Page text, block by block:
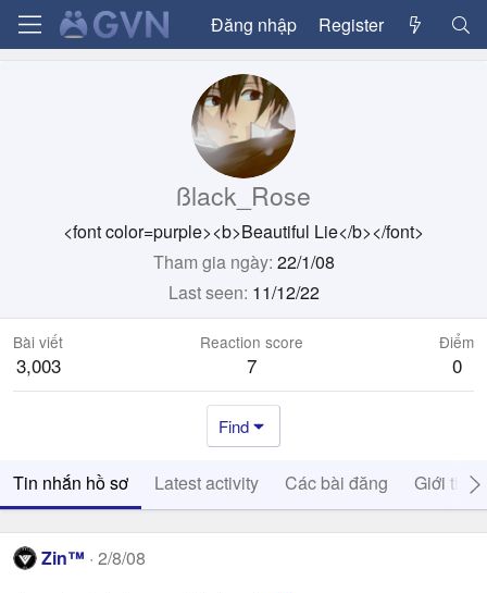
Đăng nhập Register
ßlack_Rose
<font color=purple><b>Beautiful Lie</b></font>
Tham gia ngày 22/1/08
Last seen 11/12/22
Bài viết
3,003
Reaction score
7
Điểm
0
Find
Tin nhắn hồ sơ Latest activity Các bài đăng Giới thiệu
Zin™ 2/8/08